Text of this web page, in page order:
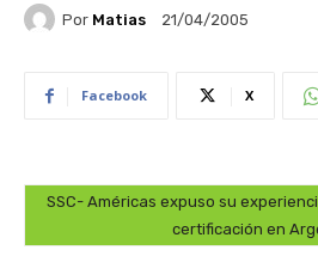
Por Matias 21/04/2005
Facebook X
SSC- Américas expuso su
certificación en